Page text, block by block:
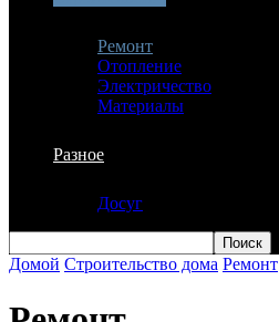
Ремонт
Отопление
Электричество
Материалы
Разное
Досуг
Домой Строительство дома Ремонт